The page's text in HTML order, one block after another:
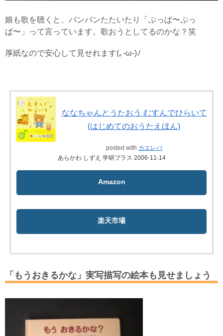
娘も歌を聴くと、バンバンたたいたり「ぷっぱ〜ぷっ
ぱ〜」って言っています。歌おうとしてるのかな？笑
厚紙なので安心して見せれます(｡-ω-)ﾉ
ななちゃんとうたおう むすんでひらいて
(はじめてのおうたえほん)
posted with カエレバ
あらかわ しずえ 学研プラス 2006-11-14
Amazon
楽天市場
「もうおきるかな」実写描写の絵本も見せましょう